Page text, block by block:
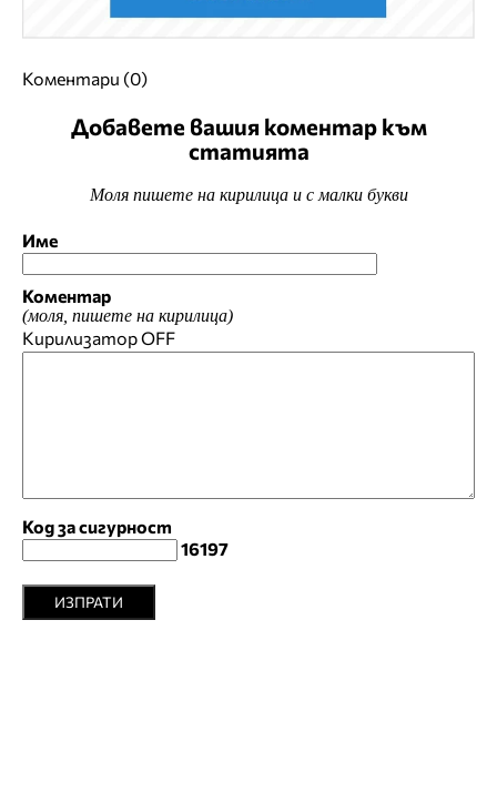
Коментари (0)
Добавете вашия коментар към
статията
Моля пишете на кирилица и с малки букви
Име
Коментар
(моля, пишете на кирилица)
КирилизаторOFF
Код за сигурност
16197
ИЗПРАТИ